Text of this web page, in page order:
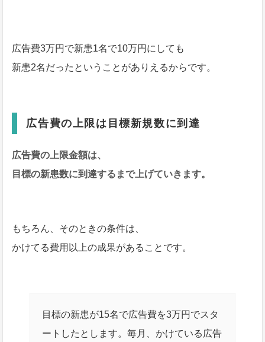
広告費3万円で新患1名で10万円にしても
新患2名だったということがありえるからです。
広告費の上限は目標新規数に到達
広告費の上限金額は、
目標の新患数に到達するまで上げていきます。
もちろん、そのときの条件は、
かけてる費用以上の成果があることです。
目標の新患が15名で広告費を3万円でスタ
ートしたとします。毎月、かけている広告